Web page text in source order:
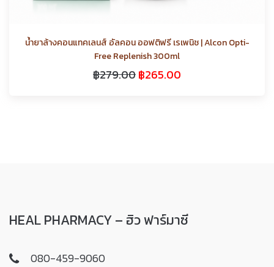
น้ำยาล้างคอนแทคเลนส์ อัลคอน ออฟติฟรี เรเพนิช | Alcon Opti-
Free Replenish 300ml
฿279.00฿265.00
HEAL PHARMACY – ฮิว ฟาร์มาซี
080-459-9060